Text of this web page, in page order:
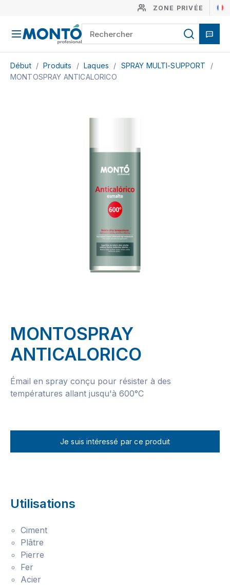
ZONE PRIVÉE
Début / Produits / Laques / SPRAY MULTI-SUPPORT
/
MONTOSPRAY ANTICALORICO
MONTOSPRAY
ANTICALORICO
Émail en spray conçu pour résister à des
températures allant jusqu'à 600°C
Je suis intéressé par ce produit
Utilisations
Ciment
Plâtre
Pierre
Fer
Acier